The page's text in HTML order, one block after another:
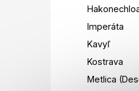
Imperáta
Kavyľ
Kostrava
Metlica